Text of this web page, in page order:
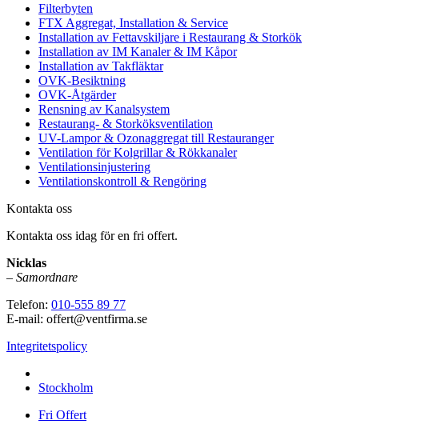
Filterbyten
FTX Aggregat, Installation & Service
Installation av Fettavskiljare i Restaurang & Storkök
Installation av IM Kanaler & IM Kåpor
Installation av Takfläktar
OVK-Besiktning
OVK-Åtgärder
Rensning av Kanalsystem
Restaurang- & Storköksventilation
UV-Lampor & Ozonaggregat till Restauranger
Ventilation för Kolgrillar & Rökkanaler
Ventilationsinjustering
Ventilationskontroll & Rengöring
Kontakta oss
Kontakta oss idag för en fri offert.
Nicklas
– Samordnare
Telefon: 010-555 89 77
E-mail: offert@ventfirma.se
Integritetspolicy
Stockholm
Fri Offert